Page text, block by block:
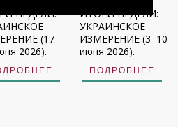
НЕДЕЛИ:
(17–
2026).
ИТОГИ НЕДЕЛИ:
УКРАИНСКОЕ
ИЗМЕРЕНИЕ (3–10
июня 2026).
ПОДРОБНЕЕ